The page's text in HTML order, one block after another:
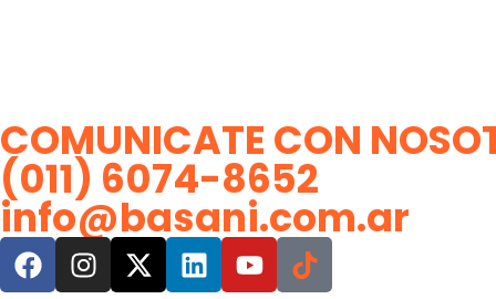
COMUNICATE CON
(011) 6074-8652
info@basani.com.ar